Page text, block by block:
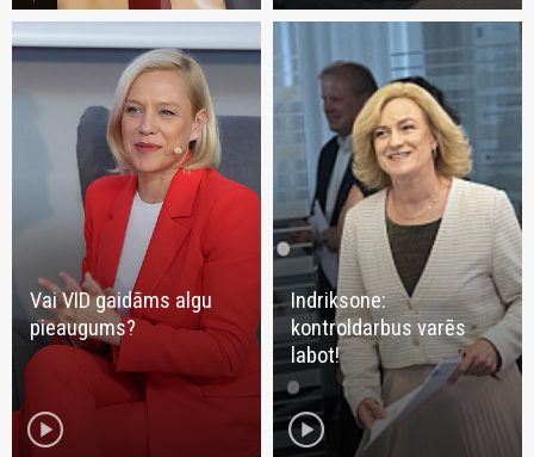
Vai VID gaidāms algu
pieaugums?
play_circle
Indriksone:
kontroldarbus varēs
labot!
play_circle